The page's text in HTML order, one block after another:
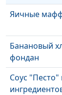
Яичные
Банановый
фондан
Соус "Песто"